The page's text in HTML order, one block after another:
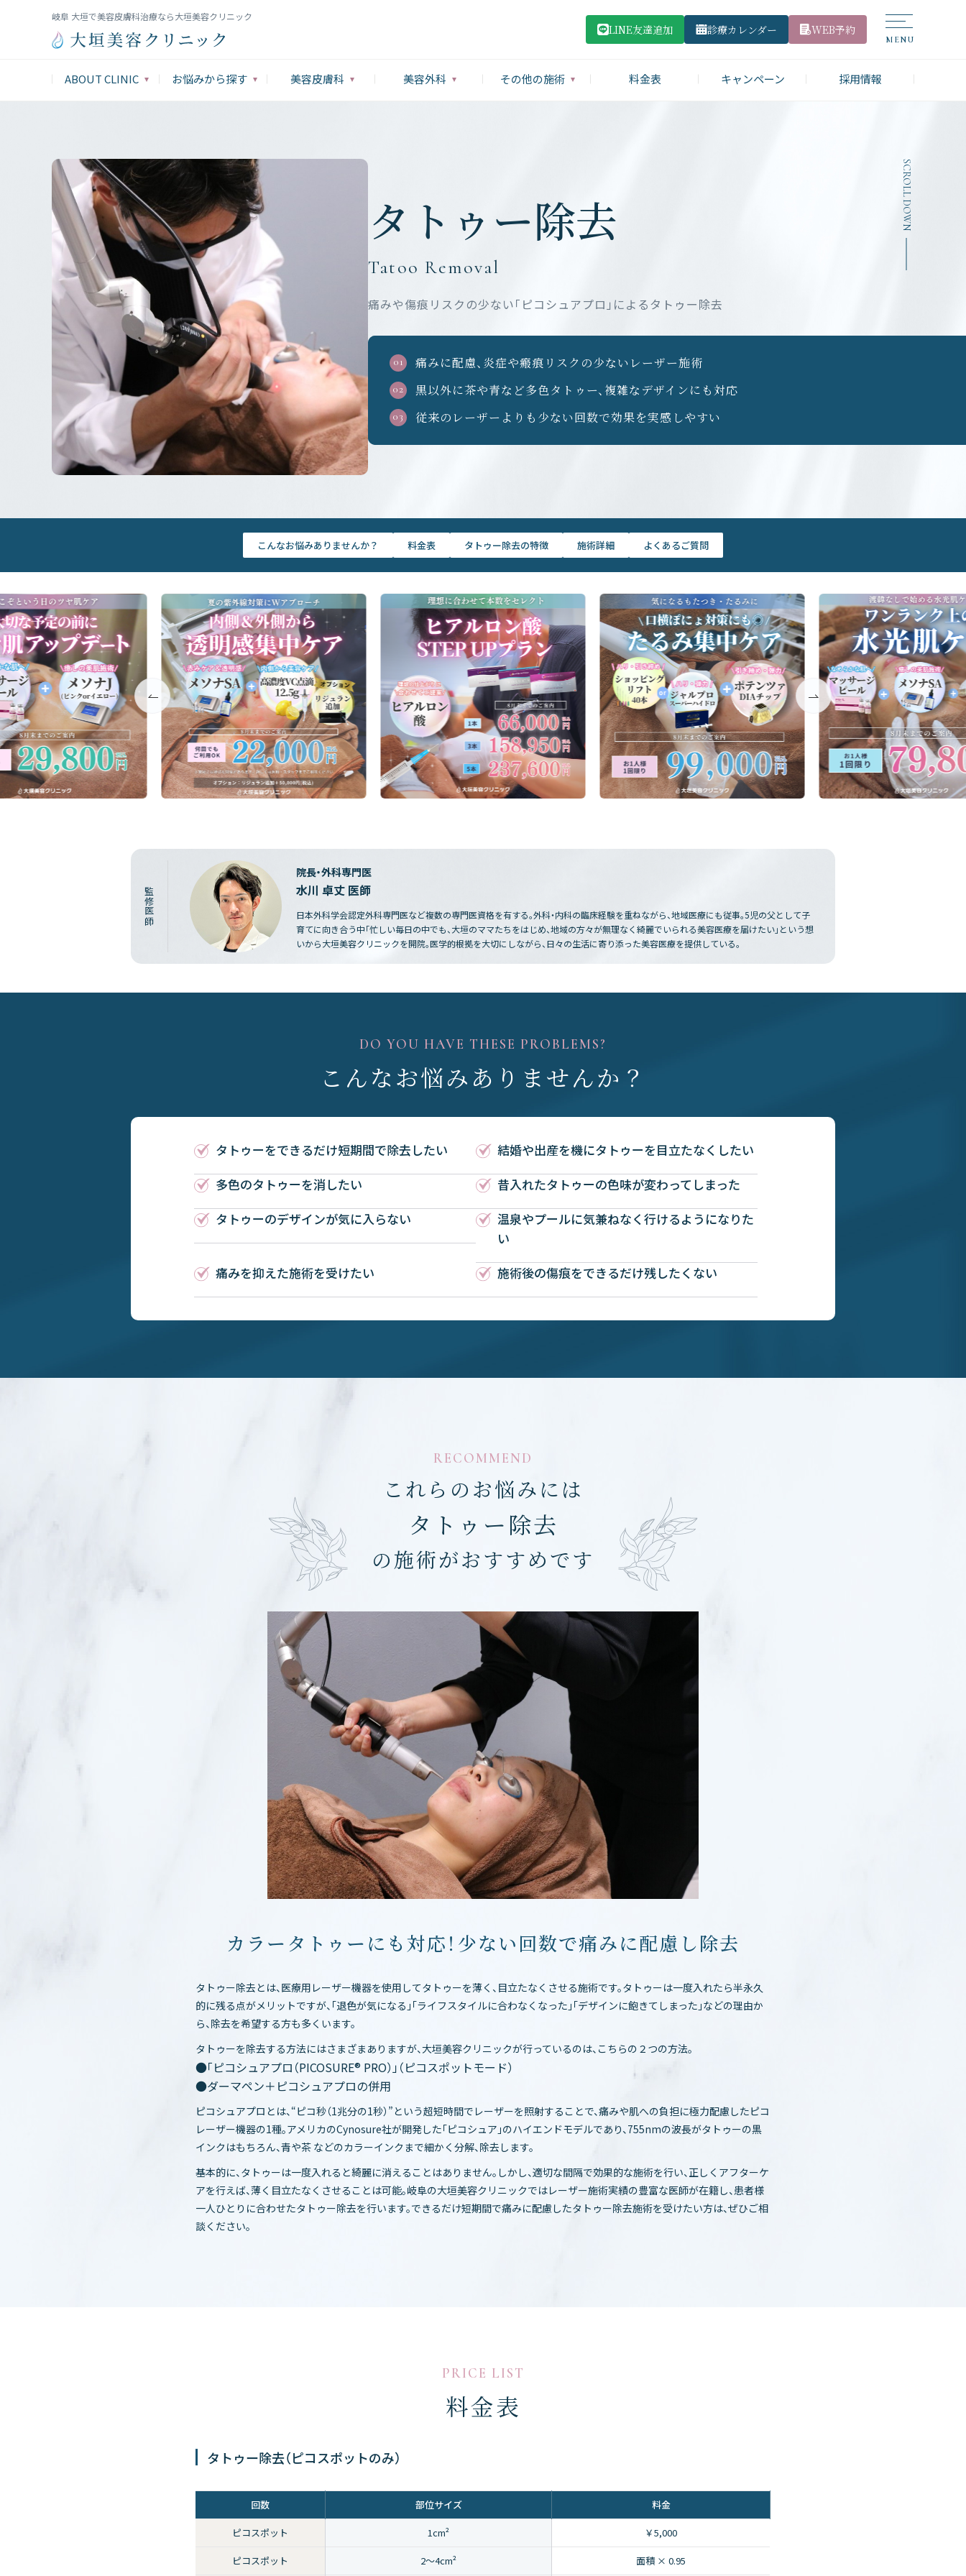
岐阜 大垣で美容皮膚科治療なら大垣美容クリニック
LINE友達追加 診療カレンダー WEB予約
ABOUT CLINIC お悩みから探す 美容皮膚科 美容外科 その他の施術 料金表 キャンペーン 採用情報
タトゥー除去
Tatoo Removal
痛みや傷痕リスクの少ない「ピコシュアプロ」によるタトゥー除去
痛みに配慮、炎症や瘢痕リスクの少ないレーザー施術
黒以外に茶や青など多色タトゥー、複雑なデザインにも対応
従来のレーザーよりも少ない回数で効果を実感しやすい
SCROLL DOWN
こんなお悩みありませんか？ 料金表 タトゥー除去の特徴 施術詳細 よくあるご質問
監修医師
院長・外科専門医
水川 卓丈 医師
日本外科学会認定外科専門医など複数の専門医資格を有する。外科・内科の臨床経験を重ねながら、地域医療にも従事。5児の父として子
育てに向き合う中「忙しい毎日の中でも、大垣のママたちをはじめ、地域の方々が無理なく綺麗でいられる美容医療を届けたい」という想
いから大垣美容クリニックを開院。医学的根拠を大切にしながら、日々の生活に寄り添った美容医療を提供している。
DO YOU HAVE THESE PROBLEMS?
こんなお悩みありませんか？
タトゥーをできるだけ短期間で除去したい
結婚や出産を機にタトゥーを目立たなくしたい
多色のタトゥーを消したい
昔入れたタトゥーの色味が変わってしまった
タトゥーのデザインが気に入らない
温泉やプールに気兼ねなく行けるようになりた
い
痛みを抑えた施術を受けたい
施術後の傷痕をできるだけ残したくない
RECOMMEND
これらのお悩みには
タトゥー除去
の施術がおすすめです
カラータトゥーにも対応！少ない回数で痛みに配慮し除去
タトゥー除去とは、医療用レーザー機器を使用してタトゥーを薄く、目立たなくさせる施術です。タトゥーは一度入れたら半永久
的に残る点がメリットですが、「退色が気になる」「ライフスタイルに合わなくなった」「デザインに飽きてしまった」などの理由か
ら、除去を希望する方も多くいます。
タトゥーを除去する方法にはさまざまありますが、大垣美容クリニックが行っているのは、こちらの２つの方法。
●「ピコシュアプロ（PICOSURE® PRO）」（ピコスポットモード）
●ダーマペン＋ピコシュアプロの併用
ピコシュアプロとは、“ピコ秒（1兆分の1秒）”という超短時間でレーザーを照射することで、痛みや肌への負担に極力配慮したピコ
レーザー機器の1種。アメリカのCynosure社が開発した「ピコシュア」のハイエンドモデルであり、755nmの波長がタトゥーの黒
インクはもちろん、青や茶 などのカラーインクまで細かく分解、除去します。
基本的に、タトゥーは一度入れると綺麗に消えることはありません。しかし、適切な間隔で効果的な施術を行い、正しくアフターケ
アを行えば、薄く目立たなくさせることは可能。岐阜の大垣美容クリニックではレーザー施術実績の豊富な医師が在籍し、患者様
一人ひとりに合わせたタトゥー除去を行います。できるだけ短期間で痛みに配慮したタトゥー除去施術を受けたい方は、ぜひご相
談ください。
PRICE LIST
料金表
タトゥー除去（ピコスポットのみ）
回数 部位サイズ 料金
ピコスポット 1cm² ￥5,000
ピコスポット 2〜4cm² 面積 × 0.95